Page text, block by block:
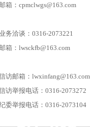
箱：cpmclwgs@163.com
务洽谈：0316-2073221
箱：lwsckfb@163.com
访邮箱：lwxinfang@163.com
访举报电话：0316-2073272
委举报电话：0316-2073104